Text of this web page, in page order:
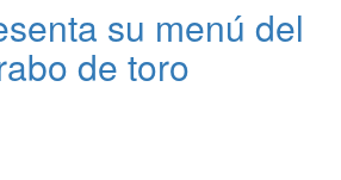
su menú del
de toro